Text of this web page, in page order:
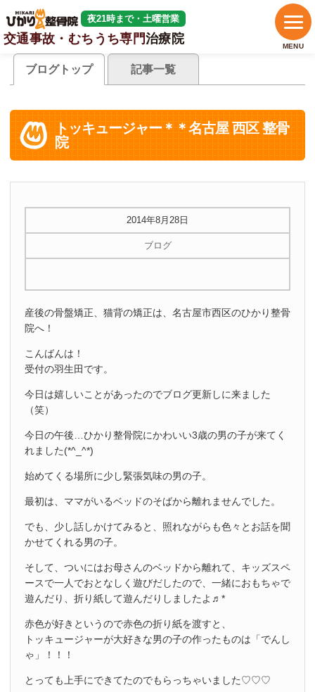
夜21時まで・土曜営業
交通事故・むちうち専門治療院
MENU
ブログトップ 記事一覧
トッキュージャー＊＊名古屋 西区 整骨
院
2014年8月28日
ブログ
産後の骨盤矯正、猫背の矯正は、名古屋市西区のひかり整骨
院へ！
こんばんは！
受付の羽生田です。
今日は嬉しいことがあったのでブログ更新しに来ました
（笑）
今日の午後…ひかり整骨院にかわいい3歳の男の子が来てく
れました(*^_^*)
始めてくる場所に少し緊張気味の男の子。
最初は、ママがいるベッドのそばから離れませんでした。
でも、少し話しかけてみると、照れながらも色々とお話を聞
かせてくれる男の子。
そして、ついにはお母さんのベッドから離れて、キッズスペ
ースで一人でおとなしく遊びだしたので、一緒におもちゃで
遊んだり、折り紙して遊んだりしましたよ♬*
赤色が好きというので赤色の折り紙を渡すと、
トッキュージャーが大好きな男の子の作ったものは「でんし
ゃ」！！！
とっても上手にできてたのでもらっちゃいました♡♡♡